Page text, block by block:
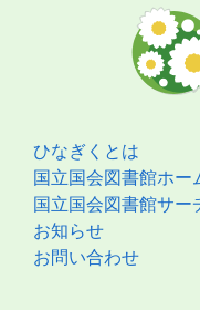
ひなぎくとは
国立国会図書館ホー
国立国会図書館サー
お知らせ
お問い合わせ